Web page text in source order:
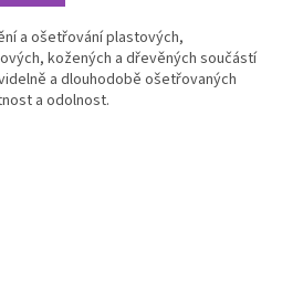
a ošetřování plastových,
kožených a dřevěných součástí
a dlouhodobě ošetřovaných
a odolnost.